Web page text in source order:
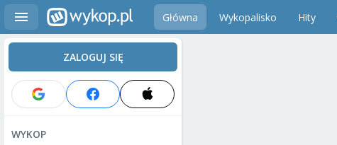
Główna Wykopalisko Hity
ZALOGUJ SIĘ
WYKOP